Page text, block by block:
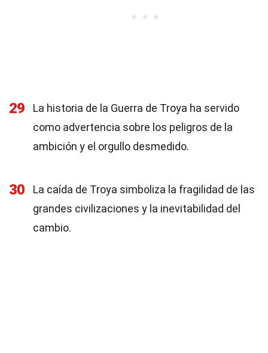
29
La historia de la Guerra de Troya ha servido
como advertencia sobre los peligros de la
ambición y el orgullo desmedido.
30
La caída de Troya simboliza la fragilidad de las
grandes civilizaciones y la inevitabilidad del
cambio.